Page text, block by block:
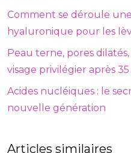
Comment se déroule une
hyaluronique pour les
Peau terne, pores
visage privilégier après 35
Acides nucléiques : le
nouvelle génération
Articles similaires